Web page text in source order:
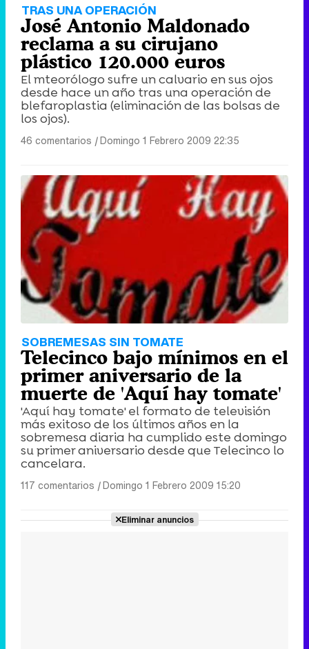
TRAS UNA OPERACIÓN
José Antonio Maldonado
reclama a su cirujano
plástico 120.000 euros
El mteorólogo sufre un calvario en sus ojos
desde hace un año tras una operación de
blefaroplastia (eliminación de las bolsas de
los ojos).
46 comentarios |Domingo 1 Febrero 2009 22:35
SOBREMESAS SIN TOMATE
Telecinco bajo mínimos en el
primer aniversario de la
muerte de 'Aquí hay tomate'
'Aquí hay tomate' el formato de televisión
más exitoso de los últimos años en la
sobremesa diaria ha cumplido este domingo
su primer aniversario desde que Telecinco lo
cancelara.
117 comentarios |Domingo 1 Febrero 2009 15:20
Eliminar anuncios